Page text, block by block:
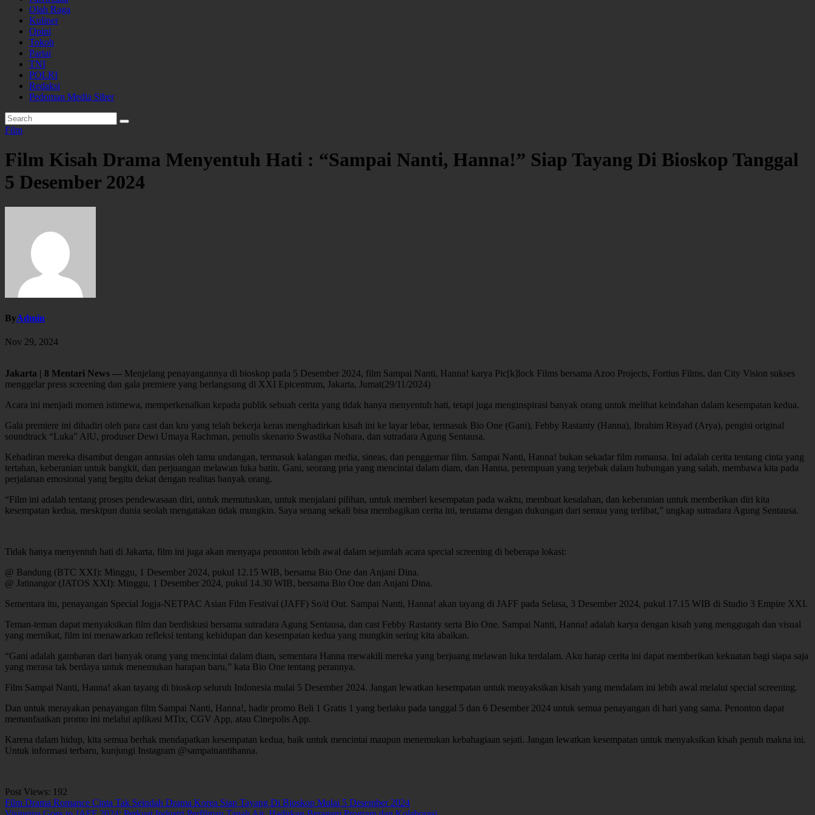
Olah Raga
Kuliner
Opini
Tokoh
Partai
TNI
POLRI
Redaksi
Pedoman Media Siber
Film
Film Kisah Drama Menyentuh Hati : “Sampai Nanti, Hanna!” Siap Tayang Di Bioskop Tanggal
5 Desember 2024
ByAdmin
Nov 29, 2024
Jakarta | 8 Mentari News — Menjelang penayangannya di bioskop pada 5 Desember 2024, film Sampai Nanti, Hanna! karya Pic[k]lock Films bersama Azoo Projects, Fortius Films, dan City Vision sukses
menggelar press screening dan gala premiere yang berlangsung di XXI Epicentrum, Jakarta, Jumat(29/11/2024)
Acara ini menjadi momen istimewa, memperkenalkan kepada publik sebuah cerita yang tidak hanya menyentuh hati, tetapi juga menginspirasi banyak orang untuk melihat keindahan dalam kesempatan kedua.
Gala premiere ini dihadiri oleh para cast dan kru yang telah bekerja keras menghadirkan kisah ini ke layar lebar, termasuk Bio One (Gani), Febby Rastanty (Hanna), Ibrahim Risyad (Arya), pengisi original
soundtrack “Luka” AlU, produser Dewi Umaya Rachman, penulis skenario Swastika Nohara, dan sutradara Agung Sentausa.
Kehadiran mereka disambut dengan antusias oleh tamu undangan, termasuk kalangan media, sineas, dan penggemar film. Sampai Nanti, Hanna! bukan sekadar film romansa. Ini adalah cerita tentang cinta yang
tertahan, keberanian untuk bangkit, dan perjuangan melawan luka batin. Gani, seorang pria yang mencintai dalam diam, dan Hanna, perempuan yang terjebak dalam hubungan yang salah, membawa kita pada
perjalanan emosional yang begitu dekat dengan realitas banyak orang.
“Film ini adalah tentang proses pendewasaan diri, untuk memutuskan, untuk menjalani pilihan, untuk memberi kesempatan pada waktu, membuat kesalahan, dan keberanian untuk memberikan diri kita
kesempatan kedua, meskipun dunia seolah mengatakan tidak mungkin. Saya senang sekali bisa membagikan cerita ini, terutama dengan dukungan dari semua yang terlibat,” ungkap sutradara Agung Sentausa.
Tidak hanya menyentuh hati di Jakarta, film ini juga akan menyapa penonton lebih awal dalam sejumlah acara special screening di beberapa lokasi:
@ Bandung (BTC XXI): Minggu, 1 Desember 2024, pukul 12.15 WIB, bersama Bio One dan Anjani Dina.
@ Jatinangor (JATOS XXI): Minggu, 1 Desember 2024, pukul 14.30 WIB, bersama Bio One dan Anjani Dina.
Sementara itu, penayangan Special Jogja-NETPAC Asian Film Festival (JAFF) So/d Out. Sampai Nanti, Hanna! akan tayang di JAFF pada Selasa, 3 Desember 2024, pukul 17.15 WIB di Studio 3 Empire XXI.
Teman-teman dapat menyaksikan film dan berdiskusi bersama sutradara Agung Sentausa, dan cast Febby Rastanty serta Bio One. Sampai Nanti, Hanna! adalah karya dengan kisah yang menggugah dan visual
yang mernikat, film ini menawarkan refleksi tentang kehidupan dan kesempatan kedua yang mungkin sering kita abaikan.
“Gani adalah gambaran dari banyak orang yang mencintai dalam diam, sementara Hanna mewakili mereka yang berjuang melawan luka terdalam. Aku harap cerita ini dapat memberikan kekuatan bagi siapa saja
yang merasa tak berdaya untuk menemukan harapan baru,” kata Bio One tentang perannya.
Film Sampai Nanti, Hanna! akan tayang di bioskop seluruh Indonesia mulai 5 Desember 2024. Jangan lewatkan kesempatan untuk menyaksikan kisah yang mendalam ini lebih awal melalui special screening.
Dan untuk merayakan penayangan film Sampai Nanti, Hanna!, hadir promo Beli 1 Gratis 1 yang berlaku pada tanggal 5 dan 6 Desember 2024 untuk semua penayangan di hari yang sama. Penonton dapat
memanfaatkan promo ini melalui aplikasi MTix, CGV App, atau Cinepolis App.
Karena dalam hidup, kita semua berhak mendapatkan kesempatan kedua, baik untuk mencintai maupun menemukan kebahagiaan sejati. Jangan lewatkan kesempatan untuk menyaksikan kisah penuh makna ini.
Untuk informasi terbaru, kunjungi Instagram @sampainantihanna.
Post Views: 192
Navigasi
Film Drama Romance Cinta Tak Seindah Drama Korea Siap Tayang Di Bioskop Mulai 5 Desember 2024